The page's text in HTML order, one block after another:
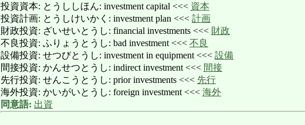
投資資本: とうししほん: investment capital <<< 資本
投資計画: とうしけいかく: investment plan <<< 計画
財政投資: ざいせいとうし: financial investments <<< 財政
不良投資: ふりょうとうし: bad investment <<< 不良
設備投資: せつびとうし: investment in equipment <<< 設備
間接投資: かんせつとうし: indirect investment <<< 間接
先行投資: せんこうとうし: prior investments <<< 先行
海外投資: かいがいとうし: foreign investment <<< 海外
同意語: 出資